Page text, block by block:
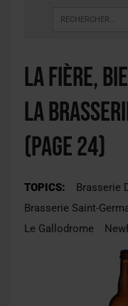
La Fière,
la
(Page 24)
TOPICS:
Brasserie
Brasserie Saint-
Le Gallodrome